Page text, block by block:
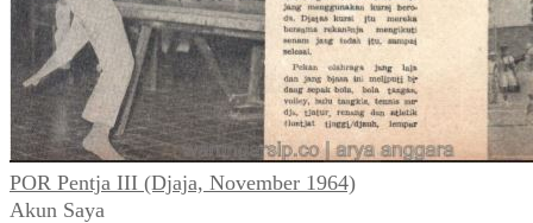
POR Pentja III (Djaja, November 1964)
Akun Saya